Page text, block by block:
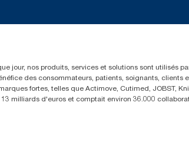
jour, nos produits, services et solutions sont utilisés
des consommateurs, patients, soignants,
fortes, telles que Actimove, Cutimed, JOBST,
milliards d'euros et comptait environ 36.000